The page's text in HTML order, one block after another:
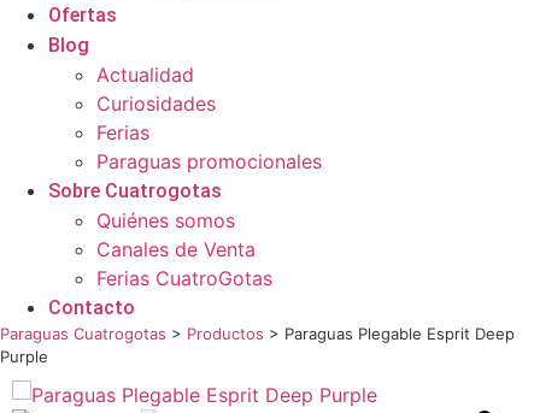
Ofertas
Blog
Actualidad
Curiosidades
Ferias
Paraguas promocionales
Sobre Cuatrogotas
Quiénes somos
Canales de Venta
Ferias CuatroGotas
Contacto
Paraguas Cuatrogotas > Productos > Paraguas Plegable Esprit Deep
Purple